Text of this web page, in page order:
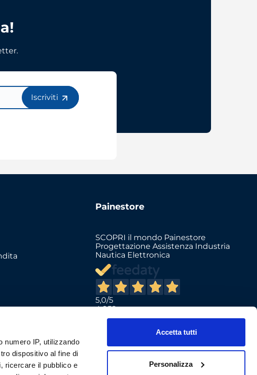
numero IP, utilizzando
dispositivo al fine di
ricercare il pubblico e
Accetta tutti
Personalizza
Iscriviti
Painestore
SCOPRI il mondo Painestore
Progettazione Assistenza Industria
Nautica Elettronica
5,0/5
4.059
Il totale delle recensioni indicate
Recensioni Feedaty
2298
Recensioni Ebay